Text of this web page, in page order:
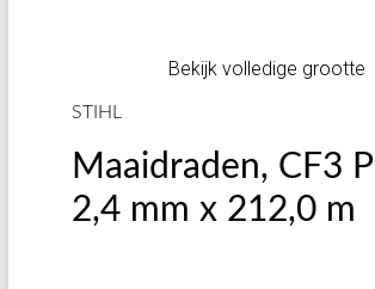
Bekijk volledige grootte
STIHL
Maaidraden, CF3
2,4 mm x 212,0 m